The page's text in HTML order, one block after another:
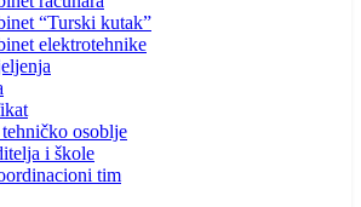
“Turski kutak”
elektrotehnike
osoblje
i škole
tim